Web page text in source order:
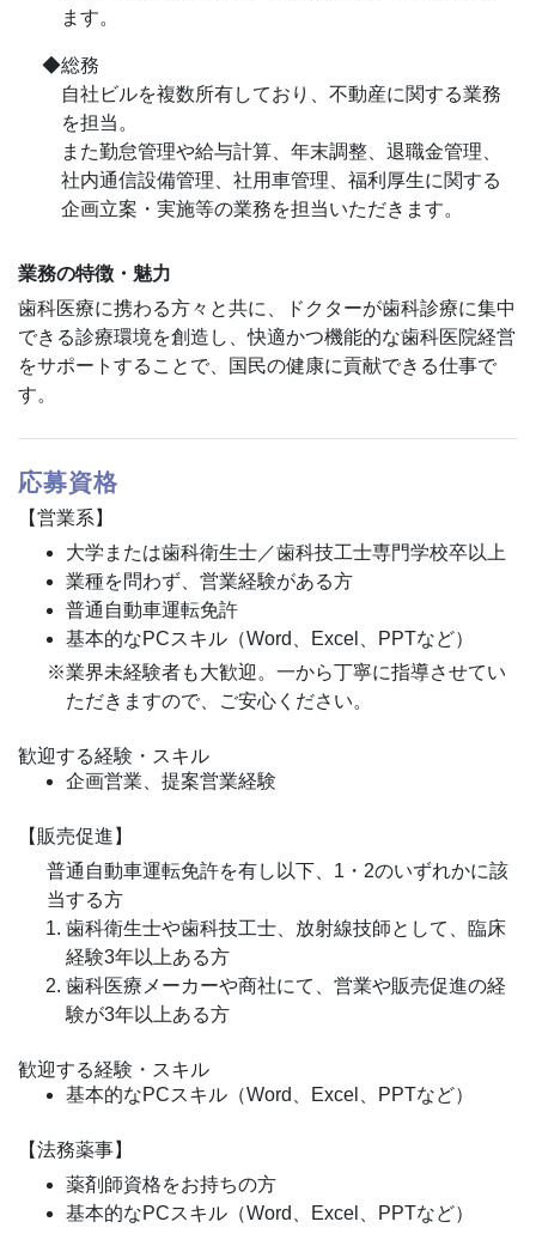
ます。
◆総務
自社ビルを複数所有しており、不動産に関する業務
を担当。
また勤怠管理や給与計算、年末調整、退職金管理、
社内通信設備管理、社用車管理、福利厚生に関する
企画立案・実施等の業務を担当いただきます。
業務の特徴・魅力
歯科医療に携わる方々と共に、ドクターが歯科診療に集中
できる診療環境を創造し、快適かつ機能的な歯科医院経営
をサポートすることで、国民の健康に貢献できる仕事で
す。
応募資格
【営業系】
大学または歯科衛生士／歯科技工士専門学校卒以上
業種を問わず、営業経験がある方
普通自動車運転免許
基本的なPCスキル（Word、Excel、PPTなど）
※業界未経験者も大歓迎。一から丁寧に指導させてい
ただきますので、ご安心ください。
歓迎する経験・スキル
企画営業、提案営業経験
【販売促進】
普通自動車運転免許を有し以下、1・2のいずれかに該
当する方
歯科衛生士や歯科技工士、放射線技師として、臨床
経験3年以上ある方
歯科医療メーカーや商社にて、営業や販売促進の経
験が3年以上ある方
歓迎する経験・スキル
基本的なPCスキル（Word、Excel、PPTなど）
【法務薬事】
薬剤師資格をお持ちの方
基本的なPCスキル（Word、Excel、PPTなど）